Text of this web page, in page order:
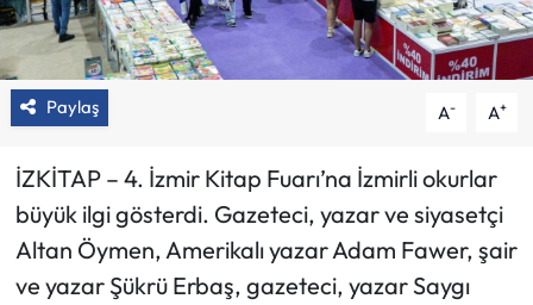
Paylaş A- A+
İZKİTAP – 4. İzmir Kitap Fuarı’na İzmirli okurlar
büyük ilgi gösterdi. Gazeteci, yazar ve siyasetçi
Altan Öymen, Amerikalı yazar Adam Fawer, şair
ve yazar Şükrü Erbaş, gazeteci, yazar Saygı